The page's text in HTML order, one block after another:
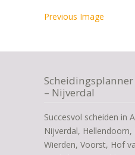
Previous Image
– Nijverdal
Succesvol scheiden in
Nijverdal, Hellendoorn,
Wierden, Voorst, Hof